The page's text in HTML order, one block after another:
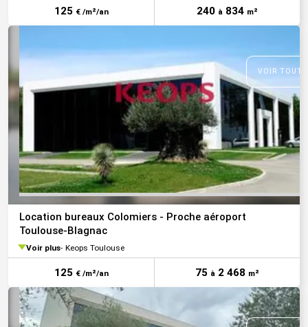
125 € /m²/an 240 à 834 m²
VOIR
Location bureaux Colomiers - Proche aéroport
Toulouse-Blagnac
Voir plus Keops Toulouse
125 € /m²/an 75 à 2 468 m²